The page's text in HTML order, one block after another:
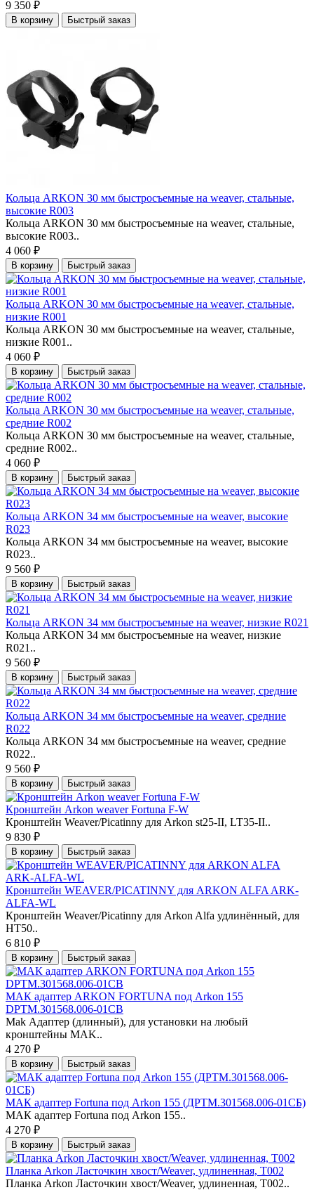
9 350 ₽
В корзину Быстрый заказ
Кольца ARKON 30 мм быстросъемные на weaver, стальные,
высокие R003
Кольца ARKON 30 мм быстросъемные на weaver, стальные,
высокие R003..
4 060 ₽
В корзину Быстрый заказ
Кольца ARKON 30 мм быстросъемные на weaver, стальные,
низкие R001
Кольца ARKON 30 мм быстросъемные на weaver, стальные,
низкие R001..
4 060 ₽
В корзину Быстрый заказ
Кольца ARKON 30 мм быстросъемные на weaver, стальные,
средние R002
Кольца ARKON 30 мм быстросъемные на weaver, стальные,
средние R002..
4 060 ₽
В корзину Быстрый заказ
Кольца ARKON 34 мм быстросъемные на weaver, высокие
R023
Кольца ARKON 34 мм быстросъемные на weaver, высокие
R023..
9 560 ₽
В корзину Быстрый заказ
Кольца ARKON 34 мм быстросъемные на weaver, низкие R021
Кольца ARKON 34 мм быстросъемные на weaver, низкие
R021..
9 560 ₽
В корзину Быстрый заказ
Кольца ARKON 34 мм быстросъемные на weaver, средние
R022
Кольца ARKON 34 мм быстросъемные на weaver, средние
R022..
9 560 ₽
В корзину Быстрый заказ
Кронштейн Arkon weaver Fortuna F-W
Кронштейн Weaver/Picatinny для Arkon st25-II, LT35-II..
9 830 ₽
В корзину Быстрый заказ
Кронштейн WEAVER/PICATINNY для ARKON ALFA ARK-
ALFA-WL
Кронштейн Weaver/Picatinny для Arkon Alfa удлинённый, для
HT50..
6 810 ₽
В корзину Быстрый заказ
МАК адаптер ARKON FORTUNA под Аrkon 155
DPTM.301568.006-01CB
Mak Адаптер (длинный), для установки на любый
кронштейны MAK..
4 270 ₽
В корзину Быстрый заказ
МАК адаптер Fortuna под Аrkon 155 (ДРТМ.301568.006-01СБ)
МАК адаптер Fortuna под Аrkon 155..
4 270 ₽
В корзину Быстрый заказ
Планка Arkon Ласточкин хвост/Weaver, удлиненная, T002
Планка Arkon Ласточкин хвост/Weaver, удлиненная, T002..